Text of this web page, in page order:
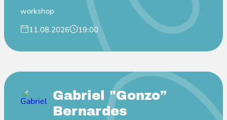
workshop
11.08.2026
19:00
Gabriel "Gonzo”
Bernardes